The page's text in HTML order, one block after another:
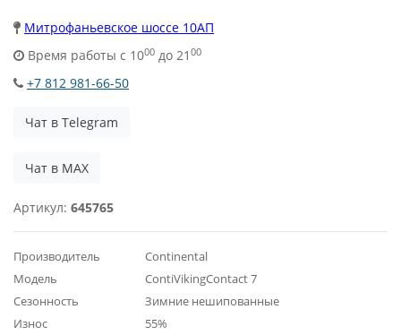
Митрофаньевское шоссе 10АП
Время работы с 1000 до 21 00
+7 812 981-66-50
Чат в Telegram
Чат в MAX
Артикул: 645765
Производитель
Continental
Модель
ContiVikingContact 7
Сезонность
Зимние нешипованные
Износ
55%